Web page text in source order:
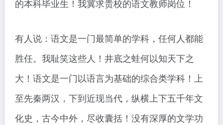
的本科毕业生！我冀求贵校的语文教师岗位！
有人说：语文是一门最简单的学科，任何人都能
胜任。我耻笑这些人！井底之蛙何以知天下之
大！语文是一门以语言为基础的综合类学科！上
至先秦两汉，下到近现当代，纵横上下五千年文
化史，古今中外，尽收囊括！没有深厚的文学功